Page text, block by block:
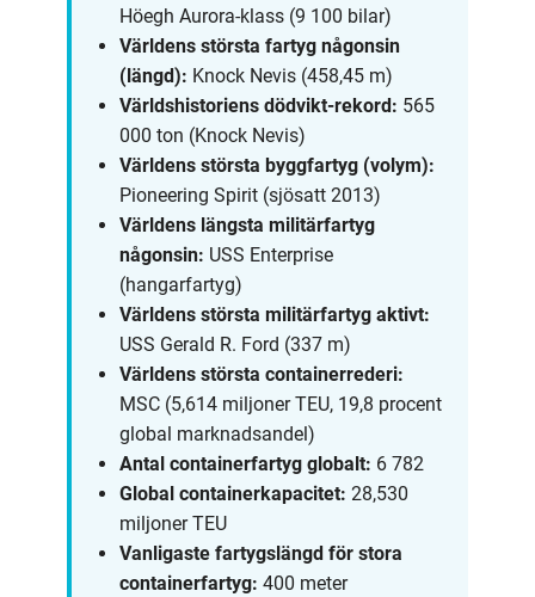
Höegh Aurora-klass (9 100 bilar)
Världens största fartyg någonsin
(längd): Knock Nevis (458,45 m)
Världshistoriens dödvikt-rekord: 565
000 ton (Knock Nevis)
Världens största byggfartyg (volym):
Pioneering Spirit (sjösatt 2013)
Världens längsta militärfartyg
någonsin: USS Enterprise
(hangarfartyg)
Världens största militärfartyg aktivt:
USS Gerald R. Ford (337 m)
Världens största containerrederi:
MSC (5,614 miljoner TEU, 19,8 procent
global marknadsandel)
Antal containerfartyg globalt: 6 782
Global containerkapacitet: 28,530
miljoner TEU
Vanligaste fartygslängd för stora
containerfartyg: 400 meter